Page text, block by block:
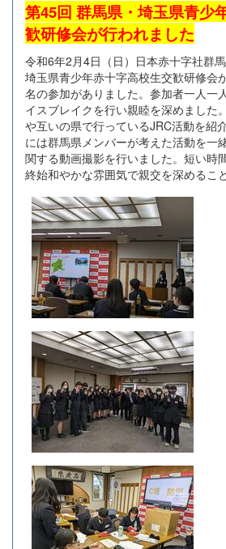
第45回 群馬県・埼玉県青少
歓研修会が行われました
令和6年2月4日（日）日本赤十字社群
埼玉県青少年赤十字高校生交歓研修会
名の参加がありました。参加者一人一
イスブレイクを行い親睦を深めました
や互いの県で行っているJRC活動を紹
には群馬県メンバーが考えた活動を一
関する動画撮影を行いました。短い時
終始和やかな雰囲気で親交を深めるこ